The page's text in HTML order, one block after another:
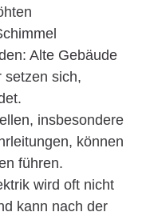
Alte Gebäude
setzen sich,
insbesondere
können
führen.
wird oft nicht
kann nach der